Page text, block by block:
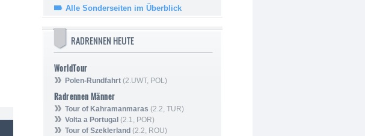
Alle Sonderseiten im Überblick
RADRENNEN HEUTE
WorldTour
Polen-Rundfahrt (2.UWT, POL)
Radrennen Männer
Tour of Kahramanmaras (2.2, TUR)
Volta a Portugal (2.1, POR)
Tour of Szeklerland (2.2, ROU)